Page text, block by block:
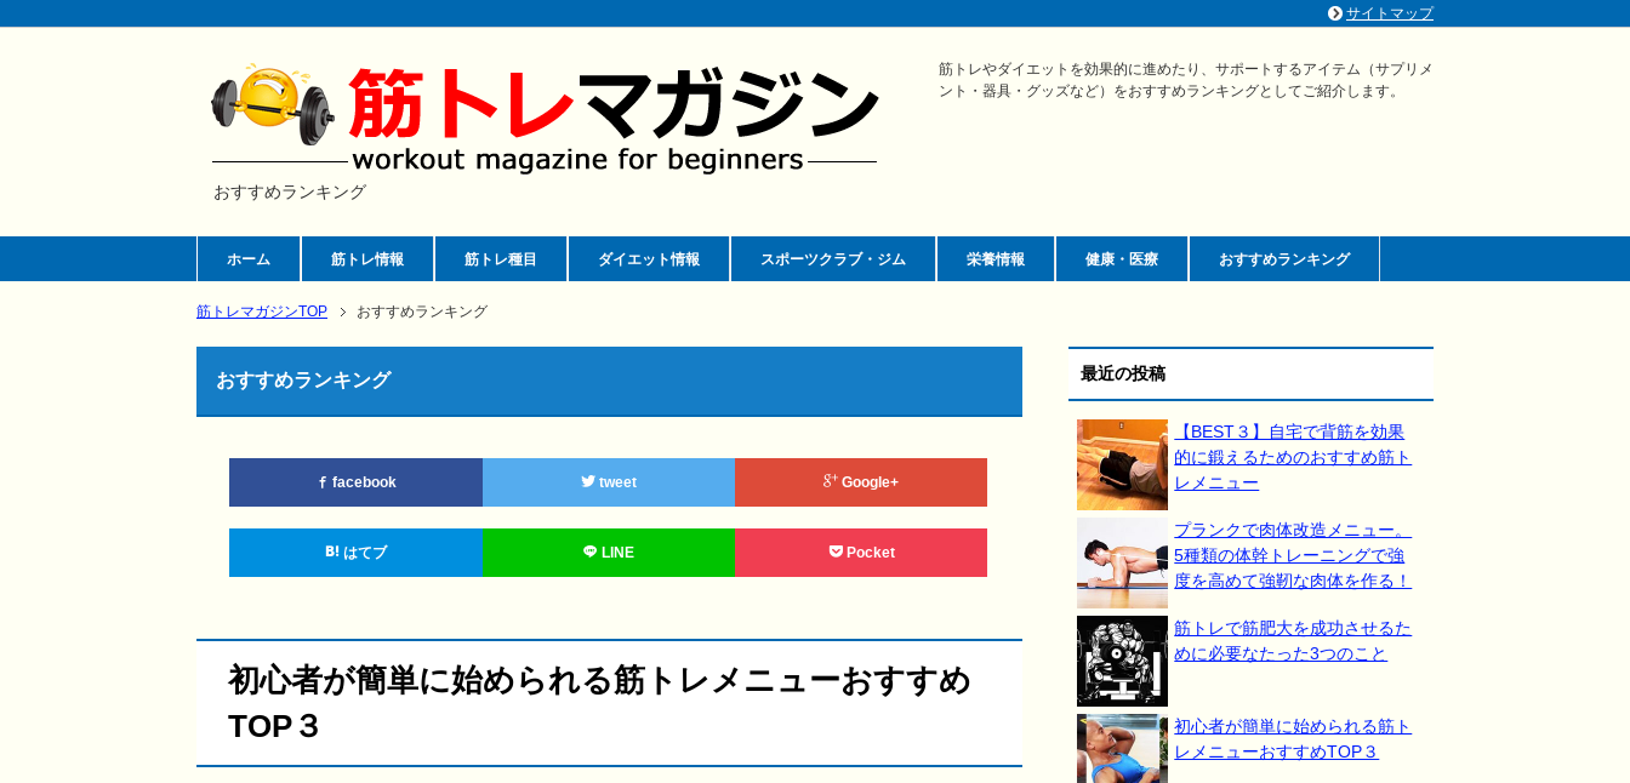
おすすめランキング
筋トレやダイエットを効果的に進めたり、サポートするアイテム（サプリメ
ント・器具・グッズなど）をおすすめランキングとしてご紹介します。
ホーム 筋トレ情報 筋トレ種目 ダイエット情報 スポーツクラブ・ジム 栄養情報 健康・医療 おすすめランキング
筋トレマガジンTOP おすすめランキング
おすすめランキング
facebook tweet Google+
はてブ LINE Pocket
初心者が簡単に始められる筋トレメニューおすすめ
TOP３
最近の投稿
【BEST３】自宅で背筋を効果
的に鍛えるためのおすすめ筋ト
レメニュー
プランクで肉体改造メニュー。
5種類の体幹トレーニングで強
度を高めて強靭な肉体を作る！
筋トレで筋肥大を成功させるた
めに必要なたった3つのこと
初心者が簡単に始められる筋ト
レメニューおすすめTOP３
サイトマップ